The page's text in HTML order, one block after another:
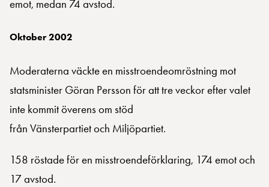
emot, medan 74 avstod.
Oktober 2002
Moderaterna väckte en misstroendeomröstning mot
statsminister Göran Persson för att tre veckor efter valet
inte kommit överens om stöd
från Vänsterpartiet och Miljöpartiet.
158 röstade för en misstroendeförklaring, 174 emot och
17 avstod.